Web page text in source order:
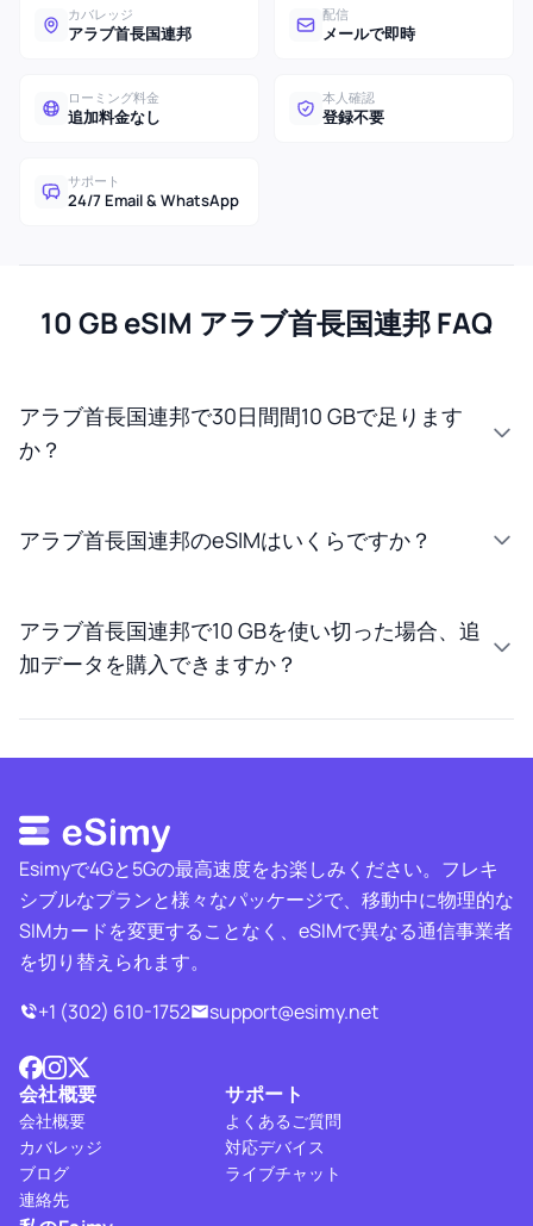
カバレッジ
アラブ首長国連邦
配信
メールで即時
ローミング料金
追加料金なし
本人確認
登録不要
サポート
24/7 Email & WhatsApp
10 GB eSIM アラブ首長国連邦 FAQ
アラブ首長国連邦で30日間間10 GBで足ります
か？
アラブ首長国連邦のeSIMはいくらですか？
アラブ首長国連邦で10 GBを使い切った場合、追
加データを購入できますか？
Esimyで4Gと5Gの最高速度をお楽しみください。フレキ
シブルなプランと様々なパッケージで、移動中に物理的な
SIMカードを変更することなく、eSIMで異なる通信事業者
を切り替えられます。
+1 (302) 610-1752
support@esimy.net
会社概要
会社概要
カバレッジ
ブログ
連絡先
サポート
よくあるご質問
対応デバイス
ライブチャット